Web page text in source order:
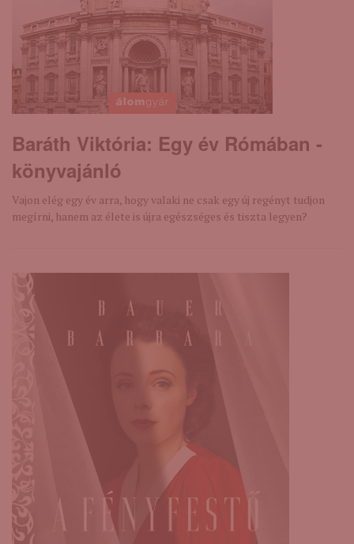
Baráth Viktória: Egy ​év Rómában -
könyvajánló
Vajon elég egy év arra, hogy valaki ne csak egy új regényt tudjon
megírni, hanem az élete is újra egészséges és tiszta legyen?